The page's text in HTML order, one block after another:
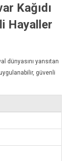
Kağıdı
Hayaller
dünyasını yansıtan
güvenli